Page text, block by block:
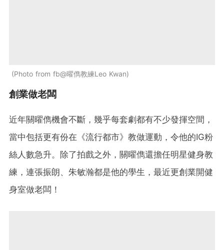
Photo from fb@曜儁教練Leo Kwan
創業做老闆
近年關曜儁機會不斷，幾乎每套劇都有不少發揮空間，
當中包括更有份在《流行都市》教做運動，令他的IG粉
絲人數急升。除了拍戲之外，關曜儁還擔任明星健身教
練，連張振朗、朱敏瀚都是他的學生，最近更創業開健
身室做老闆！